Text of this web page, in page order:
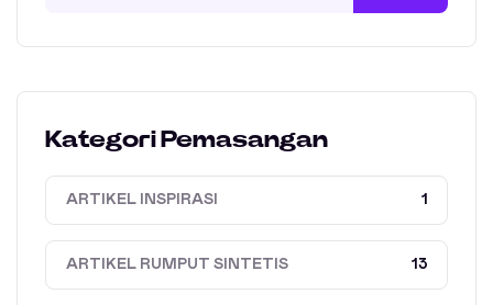
Kategori Pemasangan
ARTIKEL INSPIRASI 1
ARTIKEL RUMPUT SINTETIS 13